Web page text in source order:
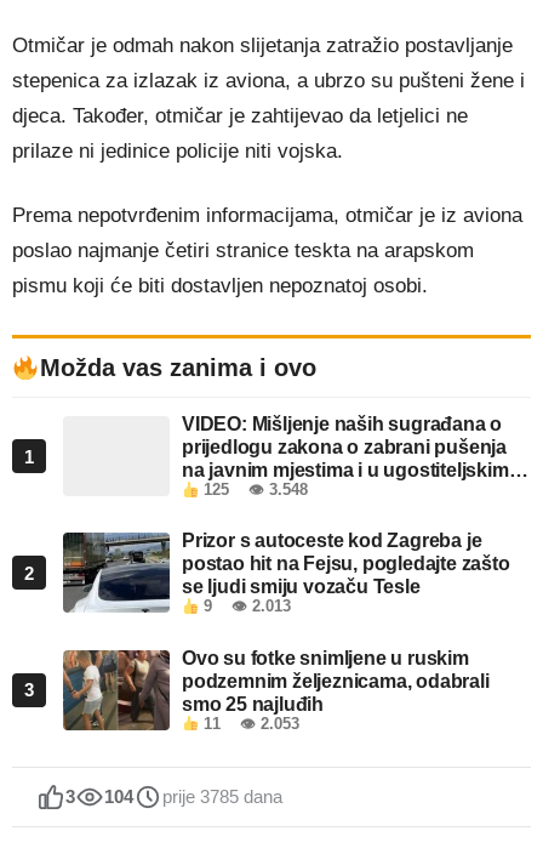
Otmičar je odmah nakon slijetanja zatražio postavljanje
stepenica za izlazak iz aviona, a ubrzo su pušteni žene i
djeca. Također, otmičar je zahtijevao da letjelici ne
prilaze ni jedinice policije niti vojska.
Prema nepotvrđenim informacijama, otmičar je iz aviona
poslao najmanje četiri stranice teskta na arapskom
pismu koji će biti dostavljen nepoznatoj osobi.
Možda vas zanima i ovo
1
VIDEO: Mišljenje naših sugrađana o
prijedlogu zakona o zabrani pušenja
na javnim mjestima i u ugostiteljskim
objektima u FBiH
125 👁 3.548
2
Prizor s autoceste kod Zagreba je
postao hit na Fejsu, pogledajte zašto
se ljudi smiju vozaču Tesle
9 👁 2.013
3
Ovo su fotke snimljene u ruskim
podzemnim željeznicama, odabrali
smo 25 najluđih
11 👁 2.053
3 104 prije 3785 dana